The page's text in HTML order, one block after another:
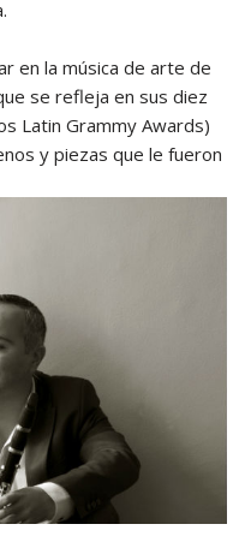
en la música de arte de
se refleja en sus diez
Latin Grammy Awards)
y piezas que le fueron